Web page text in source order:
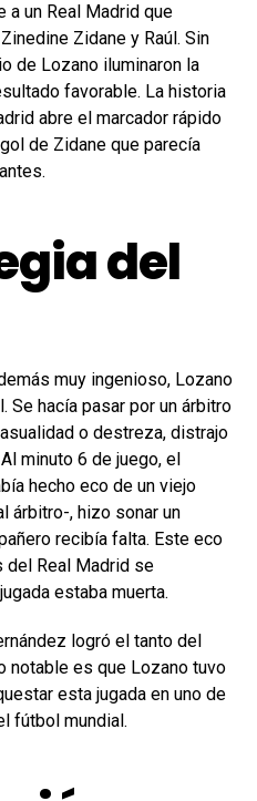
a un Real Madrid que
Zidane y Raúl. Sin
de Lozano iluminaron la
favorable. La historia
abre el marcador rápido
de Zidane que parecía
del
muy ingenioso, Lozano
Se hacía pasar por un árbitro
o destreza, distrajo
minuto 6 de juego, el
hecho eco de un viejo
árbitro-, hizo sonar un
recibía falta. Este eco
del Real Madrid se
estaba muerta.
logró el tanto del
notable es que Lozano tuvo
esta jugada en uno de
fútbol mundial.